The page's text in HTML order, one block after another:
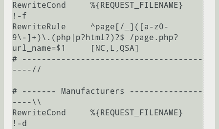
RewriteCond	%{REQUEST_FILENAME}
!-f
RewriteRule	^page[/_]([a-z0-
9\-]+)\.(php|p?html?)?$	/page.php?
url_name=$1	[NC,L,QSA]
# -------------------------------------
----//
# ------- Manufacturers ---------------
----\\
RewriteCond	%{REQUEST_FILENAME}
!-d